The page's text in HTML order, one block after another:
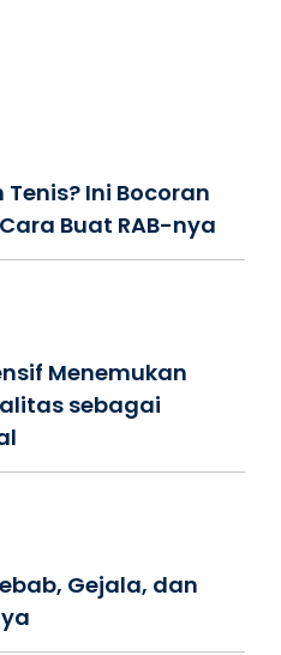
Ini Bocoran
Buat RAB-nya
Menemukan
sebagai
Gejala, dan